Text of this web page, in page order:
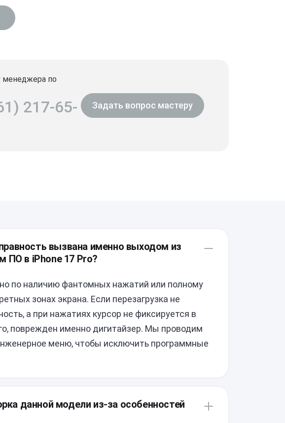
менеджера по
217-65-
Задать вопрос мастеру
вызвана именно выходом из
ПО в iPhone 17 Pro?
по наличию фантомных нажатий или полному
зонах экрана. Если перезагрузка не
а при нажатиях курсор не фиксируется в
поврежден именно дигитайзер. Мы проводим
меню, чтобы исключить программные
данной модели из-за особенностей